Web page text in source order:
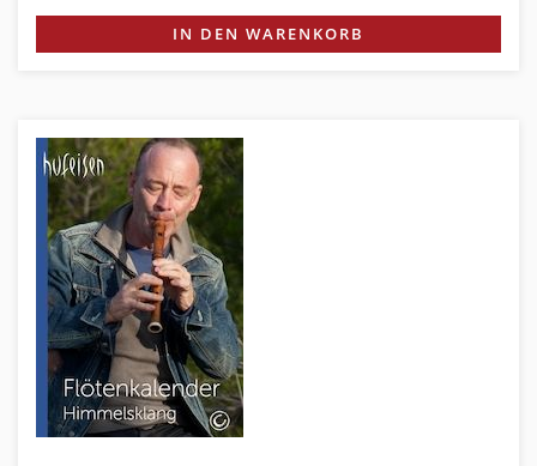
IN DEN WARENKORB